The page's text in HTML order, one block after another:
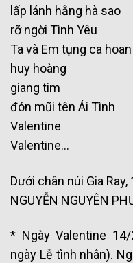
lấp lánh hằng hà sao
rỡ ngời Tình Yêu
Ta và Em tụng ca
huy hoàng
giang tim
đón mũi tên Ái Tình
Valentine
Valentine…
Dưới chân núi Gia Ray,
NGUYỄN NGUYÊN
* Ngày Valentine 14/
ngày Lễ tình nhân).